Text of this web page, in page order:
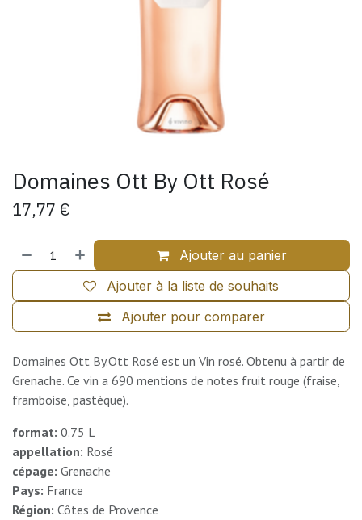
Domaines Ott By Ott Rosé
17,77 €
Ajouter au panier
Ajouter pour comparer
Ajouter à la liste de souhaits
Domaines Ott By.Ott Rosé est un Vin rosé. Obtenu à partir de
Grenache. Ce vin a 690 mentions de notes fruit rouge (fraise,
framboise, pastèque).
format: 0.75 L
appellation: Rosé
cépage: Grenache
Pays: France
Région: Côtes de Provence